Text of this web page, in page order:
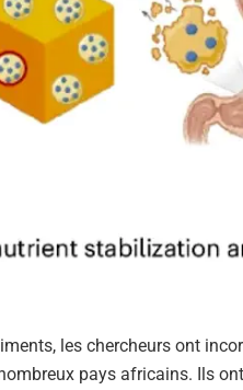
les chercheurs ont
pays africains. Ils